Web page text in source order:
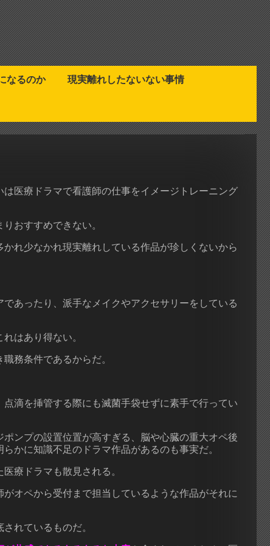
なるのか 現実離れしたないない事情
医療ドラマで看護師の仕事をイメージトレーニング
おすすめできない。
れ少なかれ現実離れしている作品が珍しくないから
あったり、派手なメイクやアクセサリーをしている
はあり得ない。
務条件であるからだ。
滴を挿管する際にも滅菌手袋せずに素手で行ってい
ンプの設置位置が高すぎる、脳や心臓の重大オペ後
かに知識不足のドラマ作品があるのも事実だ。
療ドラマも散見される。
オペから受付まで担当しているような作品がそれに
れているものだ。